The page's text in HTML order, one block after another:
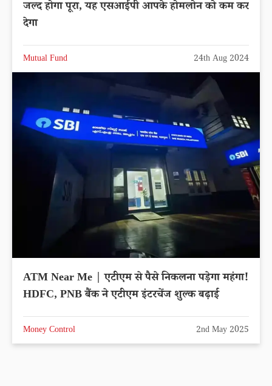
जल्द होगा पूरा, यह एसआईपी आपके होमलोन को कम कर
देगा
Mutual Fund 24th Aug 2024
ATM Near Me | एटीएम से पैसे निकलना पड़ेगा महंगा!
HDFC, PNB बैंक ने एटीएम इंटरचेंज शुल्क बढ़ाई
Money Control 2nd May 2025